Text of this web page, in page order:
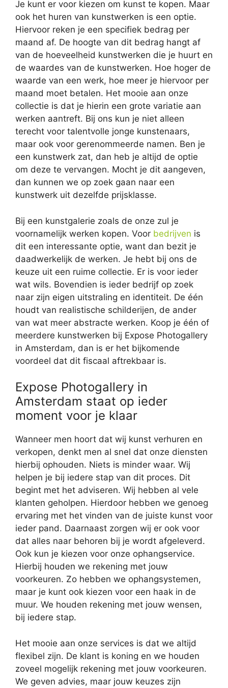
Je kunt er voor kiezen om kunst te kopen. Maar
ook het huren van kunstwerken is een optie.
Hiervoor reken je een specifiek bedrag per
maand af. De hoogte van dit bedrag hangt af
van de hoeveelheid kunstwerken die je huurt en
de waardes van de kunstwerken. Hoe hoger de
waarde van een werk, hoe meer je hiervoor per
maand moet betalen. Het mooie aan onze
collectie is dat je hierin een grote variatie aan
werken aantreft. Bij ons kun je niet alleen
terecht voor talentvolle jonge kunstenaars,
maar ook voor gerenommeerde namen. Ben je
een kunstwerk zat, dan heb je altijd de optie
om deze te vervangen. Mocht je dit aangeven,
dan kunnen we op zoek gaan naar een
kunstwerk uit dezelfde prijsklasse.
Bij een kunstgalerie zoals de onze zul je
voornamelijk werken kopen. Voor bedrijven is
dit een interessante optie, want dan bezit je
daadwerkelijk de werken. Je hebt bij ons de
keuze uit een ruime collectie. Er is voor ieder
wat wils. Bovendien is ieder bedrijf op zoek
naar zijn eigen uitstraling en identiteit. De één
houdt van realistische schilderijen, de ander
van wat meer abstracte werken. Koop je één of
meerdere kunstwerken bij Expose Photogallery
in Amsterdam, dan is er het bijkomende
voordeel dat dit fiscaal aftrekbaar is.
Expose Photogallery in
Amsterdam staat op ieder
moment voor je klaar
Wanneer men hoort dat wij kunst verhuren en
verkopen, denkt men al snel dat onze diensten
hierbij ophouden. Niets is minder waar. Wij
helpen je bij iedere stap van dit proces. Dit
begint met het adviseren. Wij hebben al vele
klanten geholpen. Hierdoor hebben we genoeg
ervaring met het vinden van de juiste kunst voor
ieder pand. Daarnaast zorgen wij er ook voor
dat alles naar behoren bij je wordt afgeleverd.
Ook kun je kiezen voor onze ophangservice.
Hierbij houden we rekening met jouw
voorkeuren. Zo hebben we ophangsystemen,
maar je kunt ook kiezen voor een haak in de
muur. We houden rekening met jouw wensen,
bij iedere stap.
Het mooie aan onze services is dat we altijd
flexibel zijn. De klant is koning en we houden
zoveel mogelijk rekening met jouw voorkeuren.
We geven advies, maar jouw keuzes zijn